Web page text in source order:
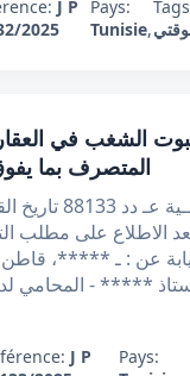
J P
2025
Pays:
Tunisie,
تعقيبي عدد 88133 بتاريخ 03/11/2025 :
المتصرف بما
الاطلاع على مطلب
نيابة عن : ـ
***** - المحامي
J P
Pays: